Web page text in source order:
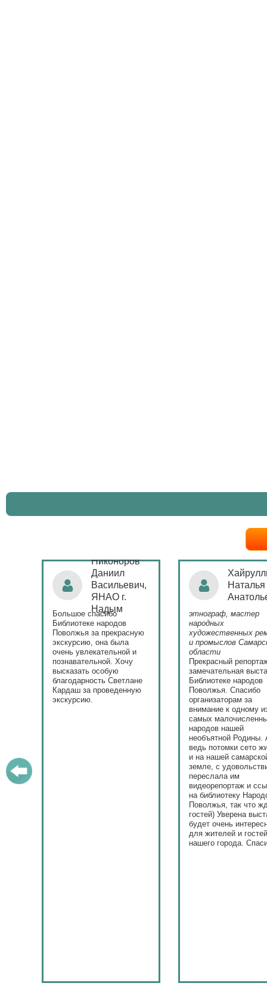
Никоноров
Даниил
Васильевич,
ЯНАО г.
Надым
Большое спасибо
Библиотеке народов
Поволжья за прекрасную
экскурсию, она была
очень увлекательной и
познавательной. Хочу
высказать особую
благодарность Светлане
Кардаш за проведенную
экскурсию.
Наталья
этнограф, мастер
народных
художественных
и промыслов
области
Прекрасный
замечательная
Библиотеке народов
Поволжья. Спасибо
организаторам за
внимание к одному
самых
народов нашей
необъятной Родины.
ведь потомки сето
и на нашей
земле, с
переслала им
видеорепортаж и
на библиотеку
Поволжья, так что
гостей) Уверена
будет очень
для жителей и
нашего города.